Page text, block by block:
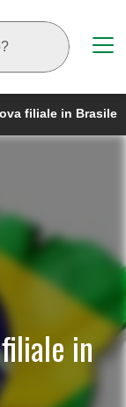
filiale in Brasile
in